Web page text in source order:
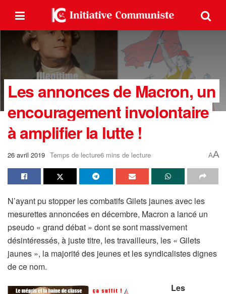
Les annonces de Macron, un
encouragement involontaire
à amplifier la lutte !
26 avril 2019 Temps de lecture6 mins de lecture AA
N’ayant pu stopper les combatifs Gilets jaunes avec les
mesurettes annoncées en décembre, Macron a lancé un
pseudo « grand débat » dont se sont massivement
désintéressés, à juste titre, les travailleurs, les « Gilets
jaunes », la majorité des jeunes et les syndicalistes dignes
de ce nom.
Les